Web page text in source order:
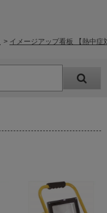
> イメージアップ看板 【熱中